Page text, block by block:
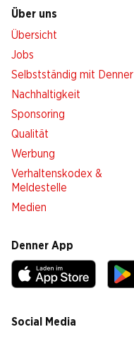
Über uns
Übersicht
Jobs
Selbstständig mit Denner
Nachhaltigkeit
Sponsoring
Qualität
Werbung
Verhaltenskodex &
Meldestelle
Medien
Denner App
Social Media